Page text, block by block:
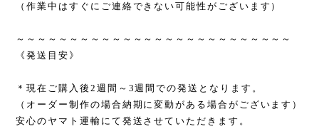
（作業中はすぐにご連絡できない可能性がございます）
～～～～～～～～～～～～～～～～～～～～～～～～～～
《発送目安》
＊現在ご購入後2週間～3週間での発送となります。
（オーダー制作の場合納期に変動がある場合がございます）
安心のヤマト運輸にて発送させていただきます。